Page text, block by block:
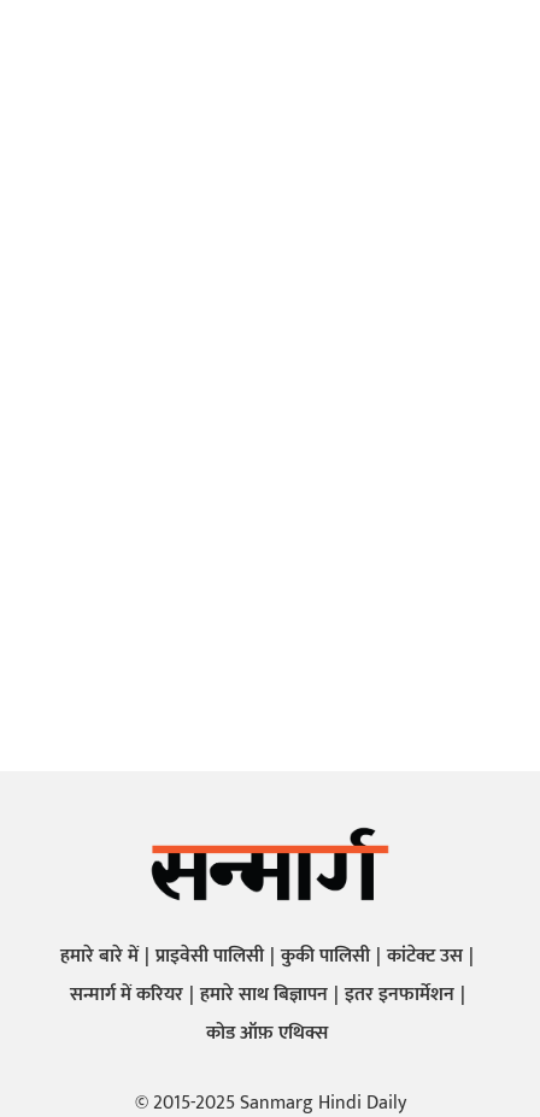
हमारे बारे में प्राइवेसी पालिसी कुकी पालिसी कांटेक्ट उस
सन्मार्ग में करियर हमारे साथ बिज्ञापन इतर इनफार्मेशन
कोड ऑफ़ एथिक्स
© 2015-2025 Sanmarg Hindi Daily